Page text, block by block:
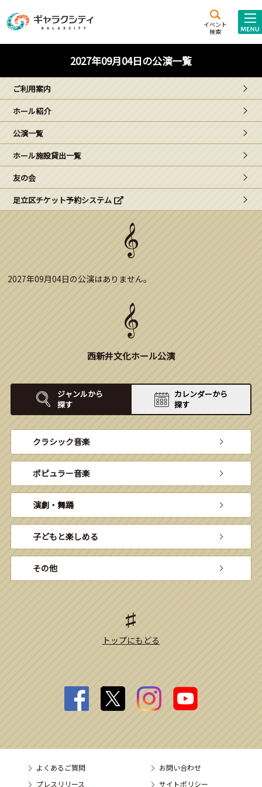
イベント
検索
施設案内
西新井
文化ホール
ギャラクシティとは
こどもみーてぃんぐ
Gがくえん
ブランドからのお知らせ
2027年09月04日の公演一覧
ご利用案内
ホール紹介
公演一覧
ホール施設貸出一覧
友の会
足立区チケット予約システム
2027年09月04日の公演はありません。
西新井文化ホール公演
ジャンルから
探す
カレンダーから
探す
クラシック音楽
ポピュラー音楽
演劇・舞踊
子どもと楽しめる
その他
トップにもどる
よくあるご質問
お問い合わせ
プレスリリース
サイトポリシー